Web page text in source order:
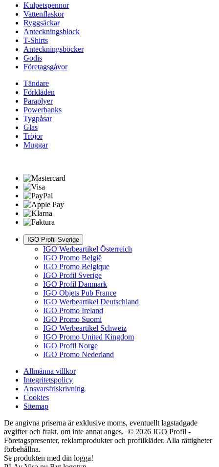
Kulpetspennor
Vattenflaskor
Ryggsäckar
Anteckningsblock
T-Shirts
Anteckningsböcker
Godis
Företagsgåvor
Tändare
Förkläden
Paraplyer
Powerbanks
Tygpåsar
Glas
Tröjor
Muggar
IGO Profil Sverige
IGO Werbeartikel Österreich
IGO Promo België
IGO Promo Belgique
IGO Profil Sverige
IGO Profil Danmark
IGO Objets Pub France
IGO Werbeartikel Deutschland
IGO Promo Ireland
IGO Promo Suomi
IGO Werbeartikel Schweiz
IGO Promo United Kingdom
IGO Profil Norge
IGO Promo Nederland
Allmänna villkor
Integritetspolicy
Ansvarsfriskrivning
Cookies
Sitemap
De angivna priserna är exklusive moms, eventuellt lagstadgade
avgifter och frakt, om inte annat anges. © 2026 IGO Profil -
Företagspresenter, reklamprodukter och profilkläder. Alla rättigheter
förbehållna.
Se produkten med din logga!